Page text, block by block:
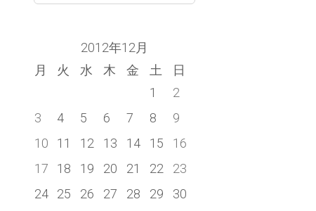
for:
2012年12月
月
火 水 木 金 土
日
1
2
3
4 5 6 7 8
9
10
11 12 13 14 15
16
17
18 19 20 21 22
23
24
25 26 27 28 29
30